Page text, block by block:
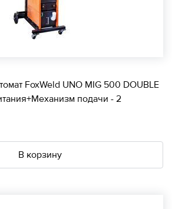
FoxWeld UNO MIG 500 DOUBLE
подачи - 2
В корзину